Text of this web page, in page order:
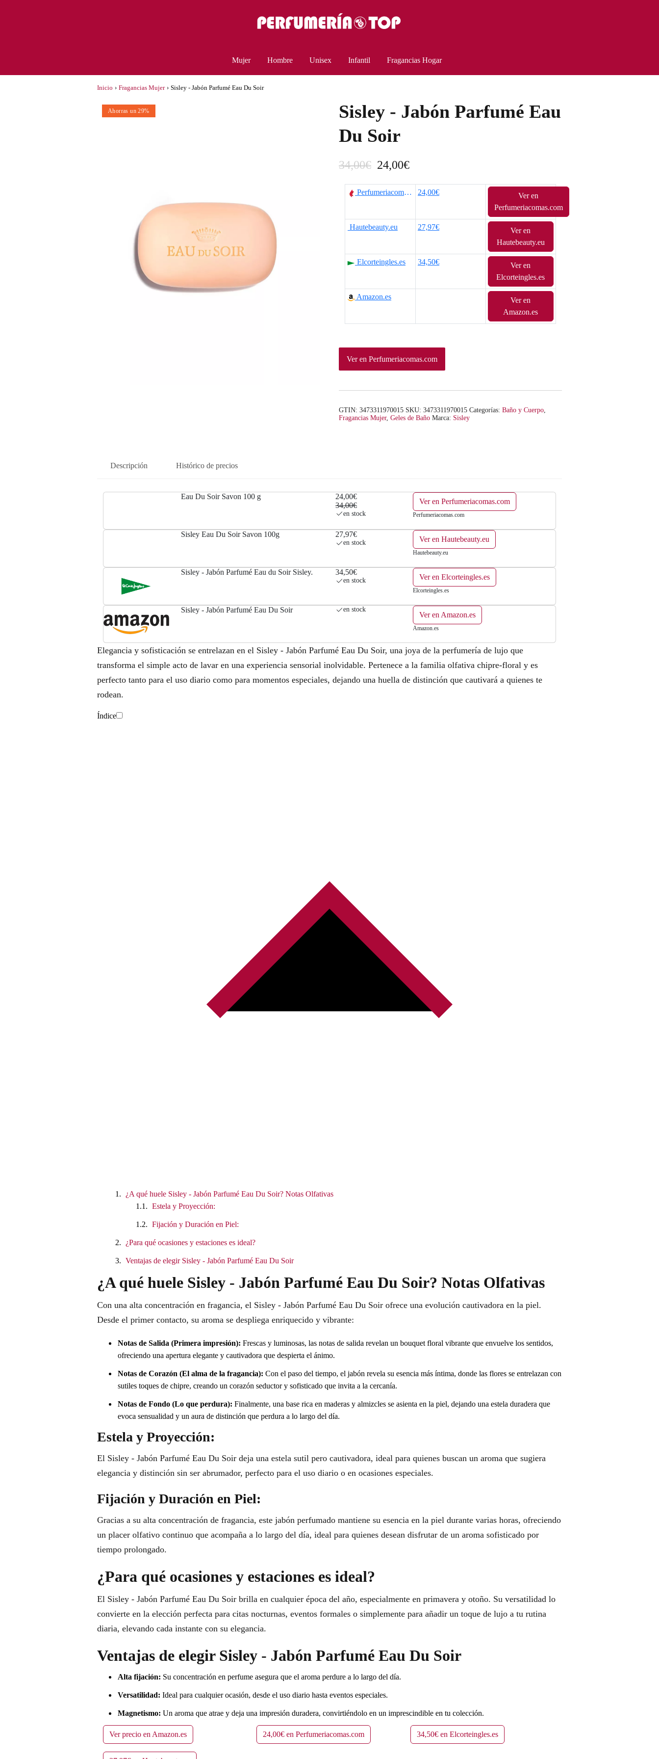
Mujer Hombre Unisex Infantil Fragancias Hogar
Inicio › Fragancias Mujer › Sisley - Jabón Parfumé Eau Du Soir
Ahorras un 29%
Sisley - Jabón Parfumé Eau
Du Soir
34,00€ E
l
r
c
o
i
g
i
n
a
.
24,00€E
l
r
c
t
u
a
l
0
Perfumeriacomas.com 24,00€
Ver en
Perfumeriacomas.com
Hautebeauty.eu 27,97€
Ver en
Hautebeauty.eu
Elcorteingles.es 34,50€
Ver en
Elcorteingles.es
Amazon.es
Ver en
Amazon.es
Ver en Perfumeriacomas.com
GTIN: 3473311970015 SKU: 3473311970015 Categorías: Baño y Cuerpo,
Fragancias Mujer, Geles de Baño Marca: Sisley
Descripción Histórico de precios
Eau Du Soir Savon 100 g
24,00€
34,00€
en stock
Ver en Perfumeriacomas.com
Perfumeriacomas.com
Sisley Eau Du Soir Savon 100g 27,97€
en stock Ver en Hautebeauty.eu
Hautebeauty.eu
Sisley - Jabón Parfumé Eau du Soir Sisley. 34,50€
en stock Ver en Elcorteingles.es
Elcorteingles.es
Sisley - Jabón Parfumé Eau Du Soir en stock
Ver en Amazon.es
Amazon.es
Elegancia y sofisticación se entrelazan en el Sisley - Jabón Parfumé Eau Du Soir, una joya de la perfumería de lujo que
transforma el simple acto de lavar en una experiencia sensorial inolvidable. Pertenece a la familia olfativa chipre-floral y es
perfecto tanto para el uso diario como para momentos especiales, dejando una huella de distinción que cautivará a quienes te
rodean.
Índice
¿A qué huele Sisley - Jabón Parfumé Eau Du Soir? Notas Olfativas
Estela y Proyección:
Fijación y Duración en Piel:
¿Para qué ocasiones y estaciones es ideal?
Ventajas de elegir Sisley - Jabón Parfumé Eau Du Soir
¿A qué huele Sisley - Jabón Parfumé Eau Du Soir? Notas Olfativas
Con una alta concentración en fragancia, el Sisley - Jabón Parfumé Eau Du Soir ofrece una evolución cautivadora en la piel.
Desde el primer contacto, su aroma se despliega enriquecido y vibrante:
Notas de Salida (Primera impresión): Frescas y luminosas, las notas de salida revelan un bouquet floral vibrante que envuelve los sentidos,
ofreciendo una apertura elegante y cautivadora que despierta el ánimo.
Notas de Corazón (El alma de la fragancia): Con el paso del tiempo, el jabón revela su esencia más íntima, donde las flores se entrelazan con
sutiles toques de chipre, creando un corazón seductor y sofisticado que invita a la cercanía.
Notas de Fondo (Lo que perdura): Finalmente, una base rica en maderas y almizcles se asienta en la piel, dejando una estela duradera que
evoca sensualidad y un aura de distinción que perdura a lo largo del día.
Estela y Proyección:
El Sisley - Jabón Parfumé Eau Du Soir deja una estela sutil pero cautivadora, ideal para quienes buscan un aroma que sugiera
elegancia y distinción sin ser abrumador, perfecto para el uso diario o en ocasiones especiales.
Fijación y Duración en Piel:
Gracias a su alta concentración de fragancia, este jabón perfumado mantiene su esencia en la piel durante varias horas, ofreciendo
un placer olfativo continuo que acompaña a lo largo del día, ideal para quienes desean disfrutar de un aroma sofisticado por
tiempo prolongado.
¿Para qué ocasiones y estaciones es ideal?
El Sisley - Jabón Parfumé Eau Du Soir brilla en cualquier época del año, especialmente en primavera y otoño. Su versatilidad lo
convierte en la elección perfecta para citas nocturnas, eventos formales o simplemente para añadir un toque de lujo a tu rutina
diaria, elevando cada instante con su elegancia.
Ventajas de elegir Sisley - Jabón Parfumé Eau Du Soir
Alta fijación: Su concentración en perfume asegura que el aroma perdure a lo largo del día.
Versatilidad: Ideal para cualquier ocasión, desde el uso diario hasta eventos especiales.
Magnetismo: Un aroma que atrae y deja una impresión duradera, convirtiéndolo en un imprescindible en tu colección.
Ver precio en Amazon.es 24,00€ en Perfumeriacomas.com 34,50€ en Elcorteingles.es